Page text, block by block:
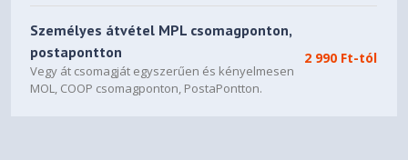
Személyes átvétel MPL csomagponton,
postapontton
Vegy át csomagját egyszerűen és kényelmesen
MOL, COOP csomagponton, PostaPontton.
2 990 Ft-tól